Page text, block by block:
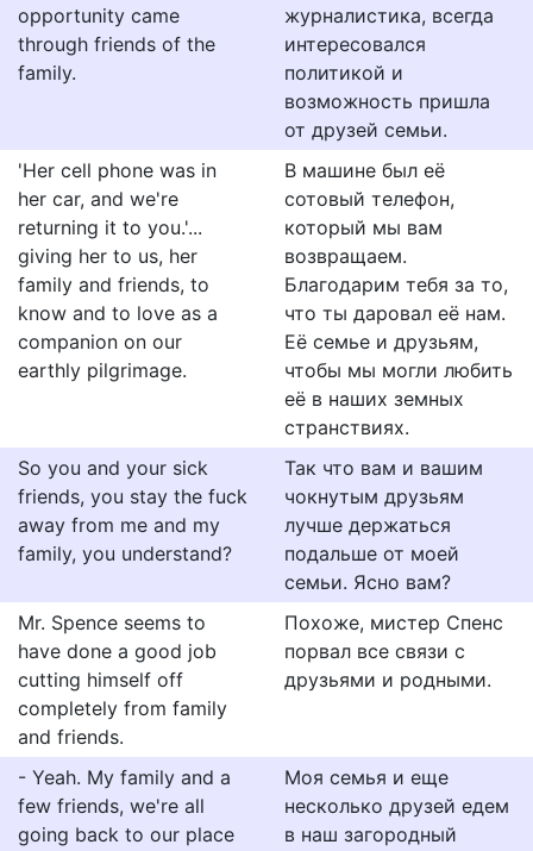
opportunity came
through friends of the
family.
журналистика, всегда
интересовался
политикой и
возможность пришла
от друзей семьи.
'Her cell phone was in
her car, and we're
returning it to you.'...
giving her to us, her
family and friends, to
know and to love as a
companion on our
earthly pilgrimage.
В машине был её
сотовый телефон,
который мы вам
возвращаем.
Благодарим тебя за то,
что ты даровал её нам.
Её семье и друзьям,
чтобы мы могли любить
её в наших земных
странствиях.
So you and your sick
friends, you stay the fuck
away from me and my
family, you understand?
Так что вам и вашим
чокнутым друзьям
лучше держаться
подальше от моей
семьи. Ясно вам?
Mr. Spence seems to
have done a good job
cutting himself off
completely from family
and friends.
Похоже, мистер Спенс
порвал все связи с
друзьями и родными.
- Yeah. My family and a
few friends, we're all
going back to our place
Моя семья и еще
несколько друзей едем
в наш загородный